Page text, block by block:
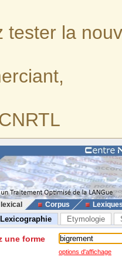
tester la
Corpus
Lexicographie Etymologie
une forme
options d'affichage